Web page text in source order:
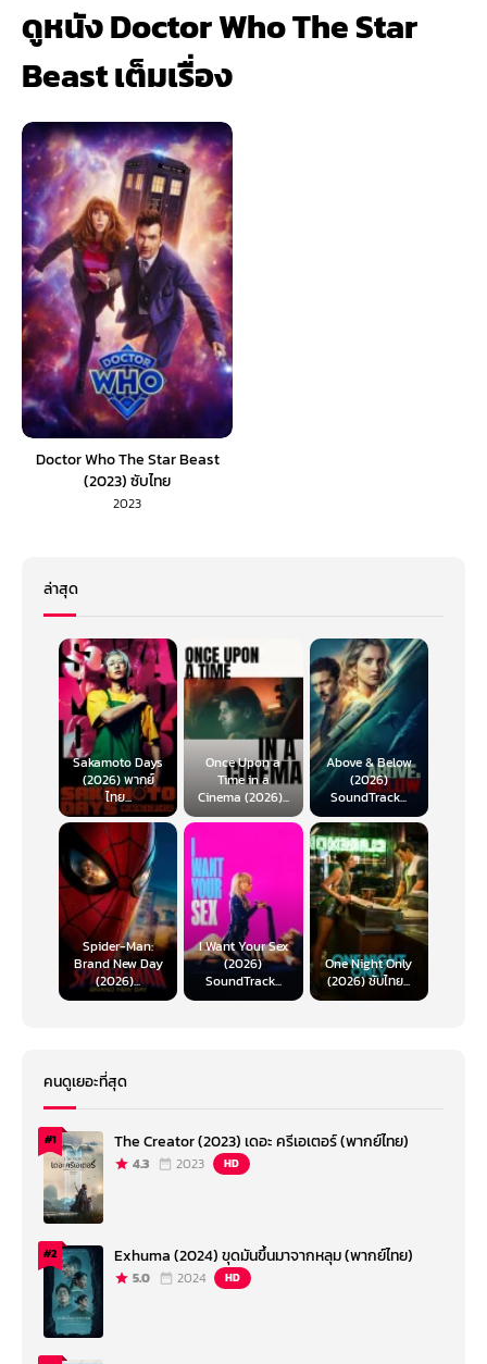
ดูหนัง Doctor Who The Star
Beast เต็มเรื่อง
Doctor Who The Star Beast
(2023) ซับไทย
2023
ล่าสุด
Sakamoto Days
(2026) พากย์
ไทย...
Once Upon a
Time in a
Cinema (2026)...
Above & Below
(2026)
SoundTrack...
Spider-Man:
Brand New Day
(2026)...
I Want Your Sex
(2026)
SoundTrack...
One Night Only
(2026) ซับไทย...
คนดูเยอะที่สุด
#1 The Creator (2023) เดอะ ครีเอเตอร์ (พากย์ไทย)
4.3 2023 HD
#2 Exhuma (2024) ขุดมันขึ้นมาจากหลุม (พากย์ไทย)
5.0 2024 HD